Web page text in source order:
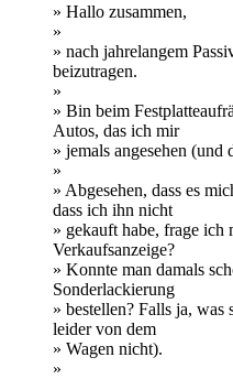
» Hallo zusammen,
»
» nach jahrelangem
beizutragen.
»
» Bin beim
Autos, das ich mir
» jemals angesehen (und
»
» Abgesehen, dass es
dass ich ihn nicht
» gekauft habe, frage ich
Verkaufsanzeige?
» Konnte man damals
Sonderlackierung
» bestellen? Falls ja,
leider von dem
» Wagen nicht).
»